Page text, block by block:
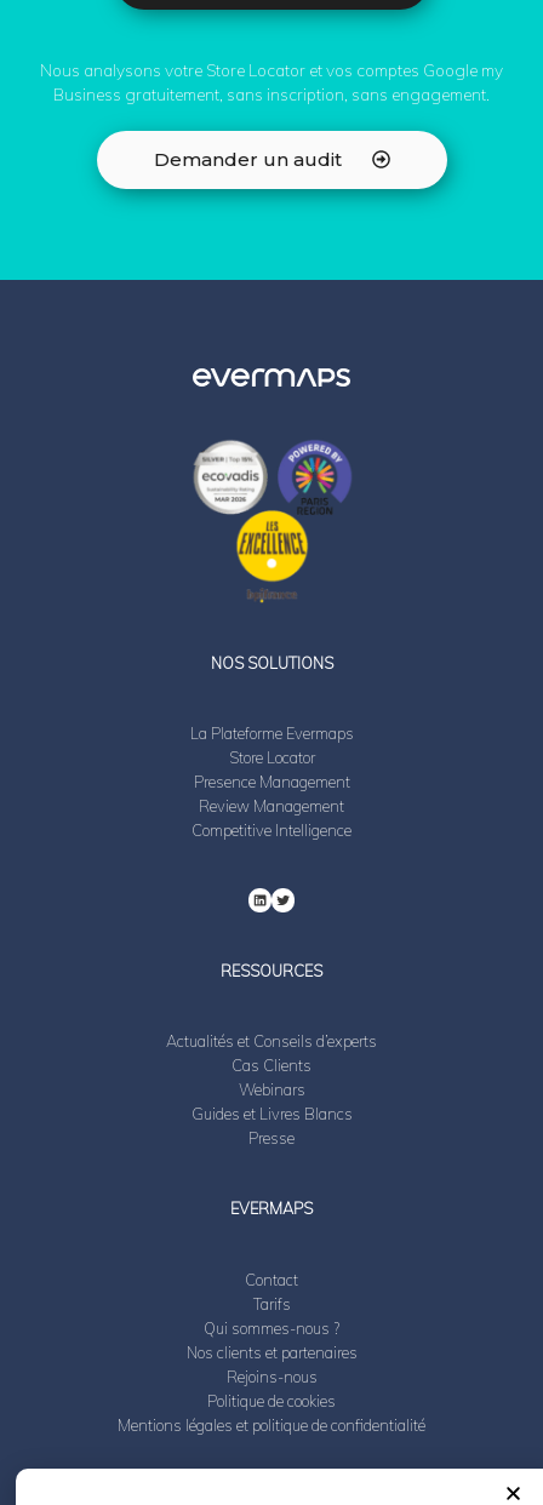
Nous analysons votre Store Locator et vos comptes Google my
Business gratuitement, sans inscription, sans engagement.
Demander un audit
NOS SOLUTIONS
La Plateforme Evermaps
Store Locator
Presence Management
Review Management
Competitive Intelligence
RESSOURCES
Actualités et Conseils d’experts
Cas Clients
Webinars
Guides et Livres Blancs
Presse
EVERMAPS
Contact
Tarifs
Qui sommes-nous ?
Nos clients et partenaires
Rejoins-nous
Politique de cookies
Mentions légales et politique de confidentialité